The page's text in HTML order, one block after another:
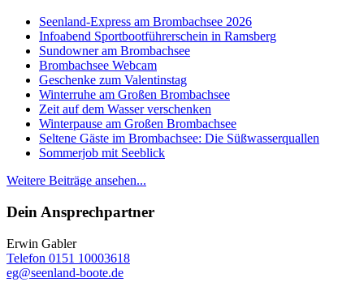
Seenland-Express am Brombachsee 2026
Infoabend Sportbootführerschein in Ramsberg
Sundowner am Brombachsee
Brombachsee Webcam
Geschenke zum Valentinstag
Winterruhe am Großen Brombachsee
Zeit auf dem Wasser verschenken
Winterpause am Großen Brombachsee
Seltene Gäste im Brombachsee: Die Süßwasserquallen
Sommerjob mit Seeblick
Weitere Beiträge ansehen...
Dein Ansprechpartner
Erwin Gabler
Telefon 0151 10003618
eg@seenland-boote.de